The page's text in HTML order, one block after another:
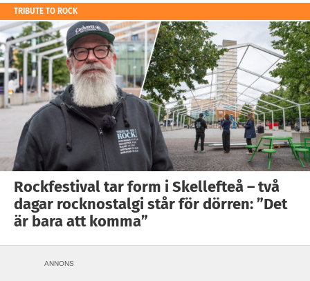
TRIBUTE TO ROCK
Rockfestival tar form i Skellefteå – två
dagar rocknostalgi står för dörren: ”Det
är bara att komma”
ANNONS